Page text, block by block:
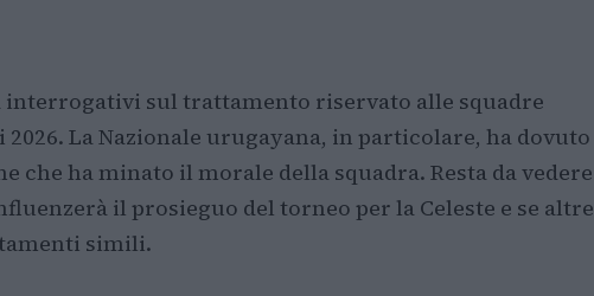
interrogativi sul trattamento riservato alle squadre
La Nazionale urugayana, in particolare, ha dovuto
che ha minato il morale della squadra. Resta da vedere
il prosieguo del torneo per la Celeste e se altre
simili.